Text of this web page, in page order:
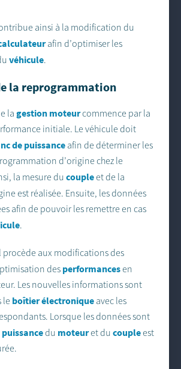
ainsi à la modification du
afin d’optimiser les
véhicule.
la reprogrammation
lagestion moteurcommence par la
initiale. Le véhicule doit
de puissance afin de déterminer les
d’origine chez le
la mesure ducoupleet de la
est réalisée. Ensuite, les données
afin de pouvoir les remettre en cas
.
procède aux modifications des
des performancesen
Les nouvelles informations sont
le boîtier électronique avec les
Lorsque les données sont
puissancedu moteuret du coupleest